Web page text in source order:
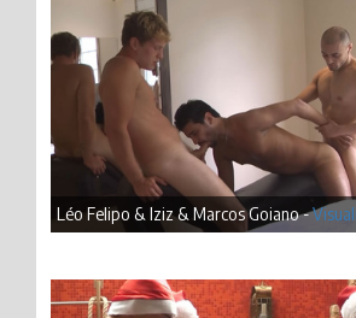
Léo Felipo & Iziz & Marcos Goiano -